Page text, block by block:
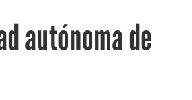
autónoma de